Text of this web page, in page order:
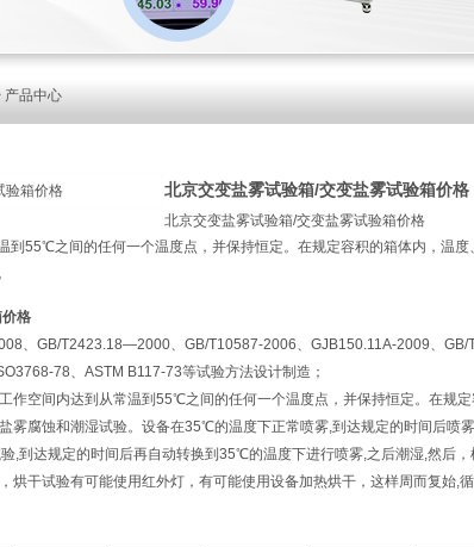
产品中心
北京交变盐雾试验箱/交变盐雾试验箱价格
北京交变盐雾试验箱/交变盐雾试验箱价格
到55℃之间的任何一个温度点，并保持恒定。在规定容积的箱体内，温
格
、GB/T2423.18—2000、GB/T10587-2006、GJB150.11A-2009、
78、ASTM B117-73等试验方法设计制造；
作空间内达到从常温到55℃之间的任何一个温度点，并保持恒定。在规
雾腐蚀和潮湿试验。设备在35℃的温度下正常喷雾,到达规定的时间后喷
,到达规定的时间后再自动转换到35℃的温度下进行喷雾,之后潮湿,然后，
烘干试验有可能使用红外灯，有可能使用设备加热烘干，这样周而复始,